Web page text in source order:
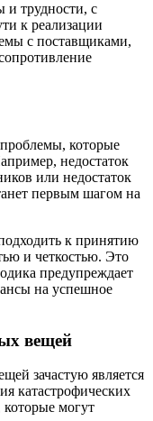
и трудности, с
к реализации
с поставщиками,
которые
недостаток
или недостаток
первым шагом на
к принятию
и четкостью. Это
предупреждает
на успешное
вещей
зачастую является
катастрофических
могут